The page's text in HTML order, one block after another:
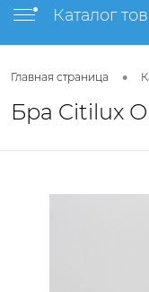
Каталог
Главная страница •
Бра Citilux